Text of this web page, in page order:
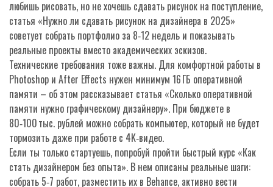
любишь рисовать, но не хочешь сдавать рисунок на поступление,
статья «Нужно ли сдавать рисунок на дизайнера в 2025»
советует собрать портфолио за 8‑12 недель и показывать
реальные проекты вместо академических эскизов.
Технические требования тоже важны. Для комфортной работы в
Photoshop и After Effects нужен минимум 16 ГБ оперативной
памяти – об этом рассказывает статья «Сколько оперативной
памяти нужно графическому дизайнеру». При бюджете в
80‑100 тыс. рублей можно собрать компьютер, который не будет
тормозить даже при работе с 4K‑видео.
Если ты только стартуешь, попробуй пройти быстрый курс «Как
стать дизайнером без опыта». В нем описаны реальные шаги:
собрать 5‑7 работ, разместить их в Behance, активно вести